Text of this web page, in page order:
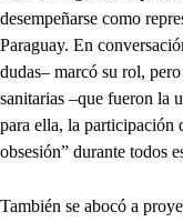
desempeñarse como
Paraguay. En
dudas– marcó su rol,
sanitarias –que fueron la
para ella, la participación
obsesión” durante todos
También se abocó a